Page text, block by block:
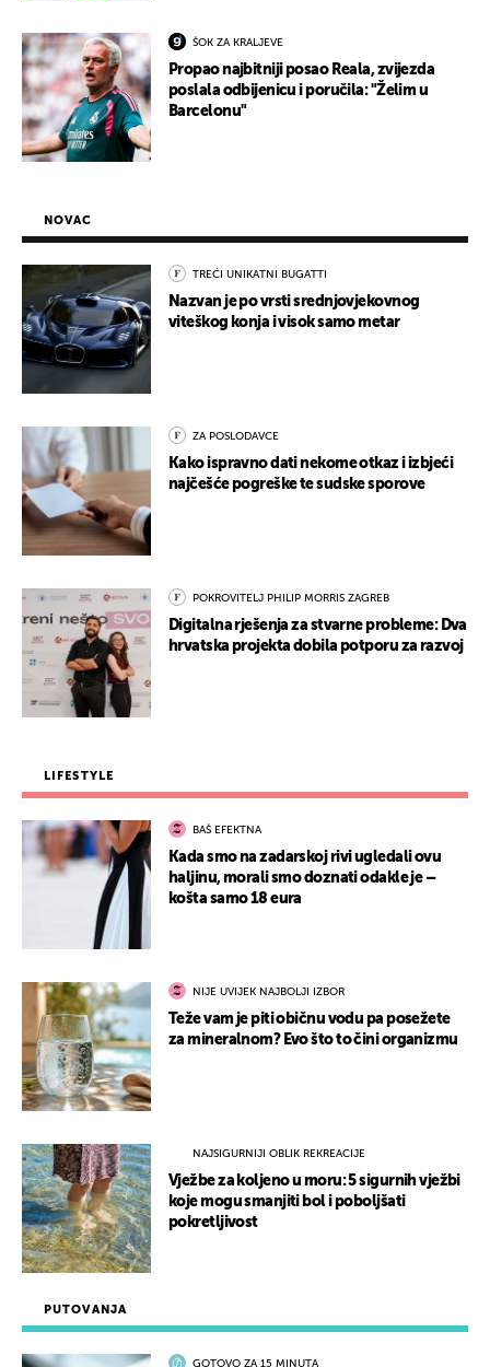
ŠOK ZA KRALJEVE
Propao najbitniji posao Reala, zvijezda
poslala odbijenicu i poručila: "Želim u
Barcelonu"
PUTOVANJA
GOTOVO ZA 15 MINUTA
NOVAC
TREĆI UNIKATNI BUGATTI
Nazvan je po vrsti srednjovjekovnog
viteškog konja i visok samo metar
ZA POSLODAVCE
Kako ispravno dati nekome otkaz i izbjeći
najčešće pogreške te sudske sporove
POKROVITELJ PHILIP MORRIS ZAGREB
Digitalna rješenja za stvarne probleme: Dva
hrvatska projekta dobila potporu za razvoj
LIFESTYLE
BAŠ EFEKTNA
Kada smo na zadarskoj rivi ugledali ovu
haljinu, morali smo doznati odakle je –
košta samo 18 eura
NIJE UVIJEK NAJBOLJI IZBOR
Teže vam je piti običnu vodu pa posežete
za mineralnom? Evo što to čini organizmu
NAJSIGURNIJI OBLIK REKREACIJE
Vježbe za koljeno u moru: 5 sigurnih vježbi
koje mogu smanjiti bol i poboljšati
pokretljivost